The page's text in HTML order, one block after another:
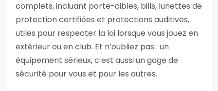
complets, incluant porte-cibles, bills, lunettes de
protection certifiées et protections auditives,
utiles pour respecter la loi lorsque vous jouez en
extérieur ou en club. Et n’oubliez pas : un
équipement sérieux, c’est aussi un gage de
sécurité pour vous et pour les autres.